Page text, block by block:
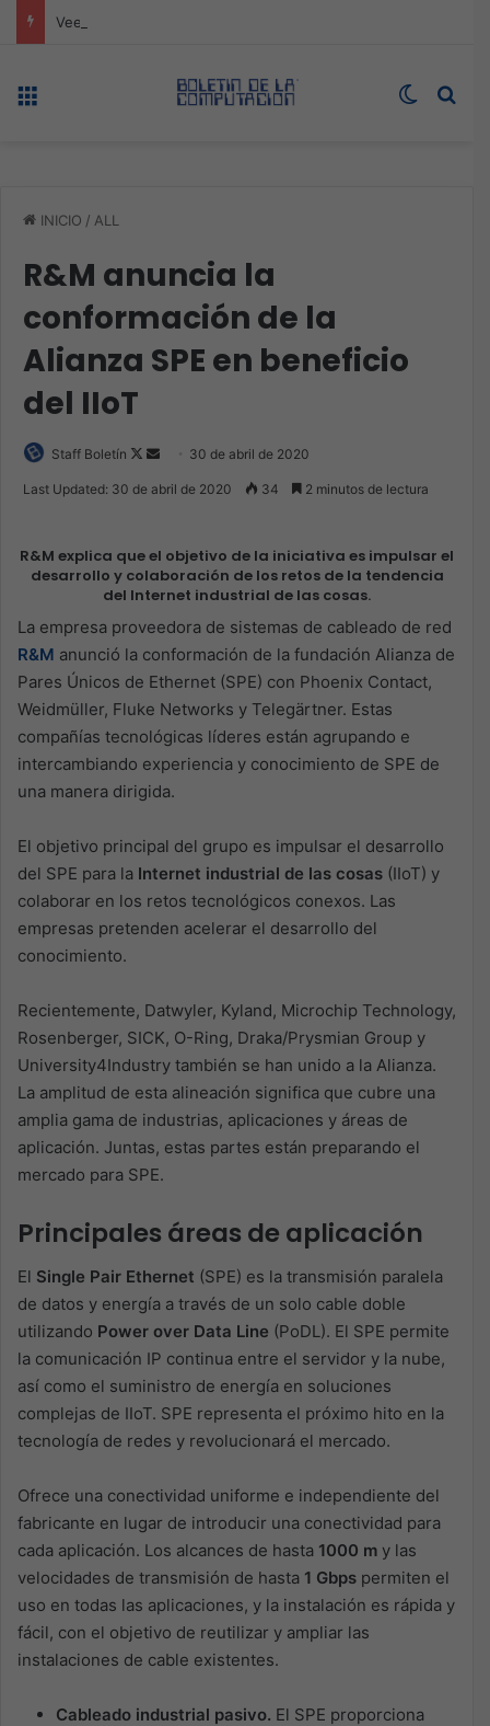
Switch
INICIO / ALL
R&M anuncia la
conformación de la
Alianza SPE en beneficio
del IIoT
Staff Boletín
Follow
Send 30 de abril de 2020
Last Updated: 30 de abril de 2020 34 2 minutos de lectura
R&M explica que el objetivo de la iniciativa es impulsar el
desarrollo y colaboración de los retos de la tendencia
del Internet industrial de las cosas.
La empresa proveedora de sistemas de cableado de red
R&M anunció la conformación de la fundación Alianza de
Pares Únicos de Ethernet (SPE) con Phoenix Contact,
Weidmüller, Fluke Networks y Telegärtner. Estas
compañías tecnológicas líderes están agrupando e
intercambiando experiencia y conocimiento de SPE de
una manera dirigida.
El objetivo principal del grupo es impulsar el desarrollo
del SPE para la Internet industrial de las cosas (IIoT) y
colaborar en los retos tecnológicos conexos. Las
empresas pretenden acelerar el desarrollo del
conocimiento.
Recientemente, Datwyler, Kyland, Microchip Technology,
Rosenberger, SICK, O-Ring, Draka/Prysmian Group y
University4Industry también se han unido a la Alianza.
La amplitud de esta alineación significa que cubre una
amplia gama de industrias, aplicaciones y áreas de
aplicación. Juntas, estas partes están preparando el
mercado para SPE.
Principales áreas de aplicación
El Single Pair Ethernet (SPE) es la transmisión paralela
de datos y energía a través de un solo cable doble
utilizando Power over Data Line (PoDL). El SPE permite
la comunicación IP continua entre el servidor y la nube,
así como el suministro de energía en soluciones
complejas de IIoT. SPE representa el próximo hito en la
tecnología de redes y revolucionará el mercado.
Ofrece una conectividad uniforme e independiente del
fabricante en lugar de introducir una conectividad para
cada aplicación. Los alcances de hasta 1000 m y las
velocidades de transmisión de hasta 1 Gbps permiten el
uso en todas las aplicaciones, y la instalación es rápida y
fácil, con el objetivo de reutilizar y ampliar las
instalaciones de cable existentes.
Cableado industrial pasivo. El SPE proporciona